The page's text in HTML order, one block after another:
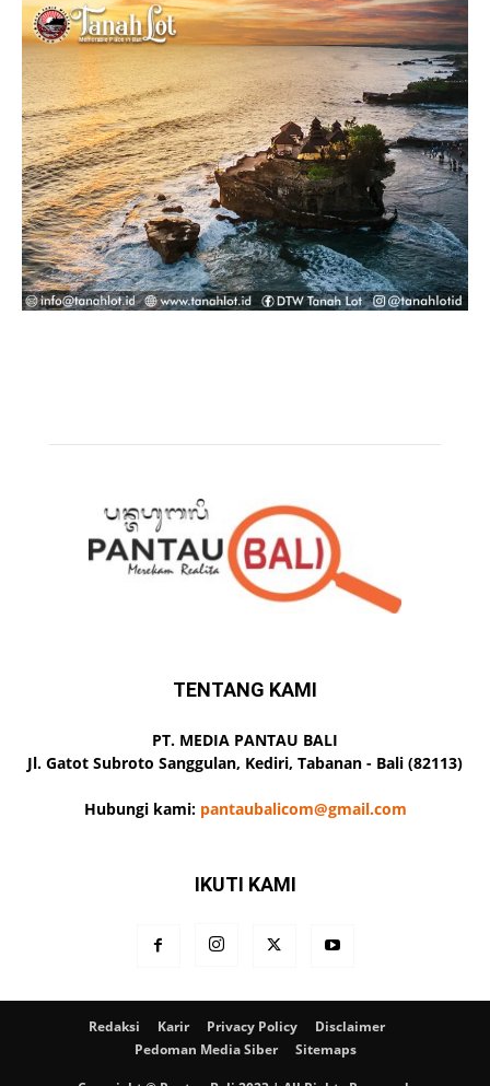
TENTANG KAMI
PT. MEDIA PANTAU BALI
Jl. Gatot Subroto Sanggulan, Kediri, Tabanan - Bali (82113)
Hubungi kami: pantaubalicom@gmail.com
IKUTI KAMI
Redaksi Karir Privacy Policy
Disclaimer
Pedoman Media Siber
Sitemaps